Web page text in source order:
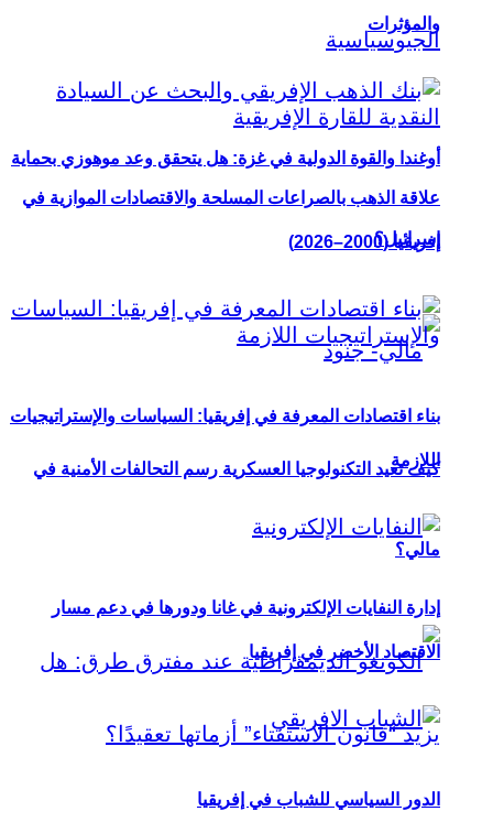
أوغندا والقوة الدولية في غزة: هل يتحقق وعد موهوزي بحماية
إسرائيل؟
كيف تعيد التكنولوجيا العسكرية رسم التحالفات الأمنية في
مالي؟
والمؤثرات
علاقة الذهب بالصراعات المسلحة والاقتصادات الموازية في
إفريقيا (2000–2026)
بناء اقتصادات المعرفة في إفريقيا: السياسات والإستراتيجيات
اللازمة
إدارة النفايات الإلكترونية في غانا ودورها في دعم مسار
الاقتصاد الأخضر في إفريقيا
الدور السياسي للشباب في إفريقيا